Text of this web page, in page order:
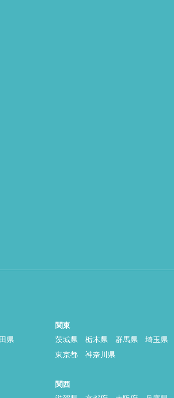
県
関東
茨城県
栃木県 群馬県 埼玉県
東京都
神奈川県
関西